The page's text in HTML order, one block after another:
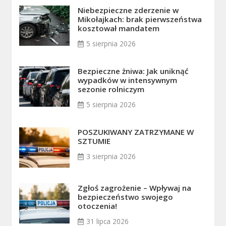
Niebezpieczne zderzenie w
Mikołajkach: brak pierwszeństwa
kosztował mandatem
5 sierpnia 2026
Bezpieczne żniwa: Jak uniknąć
wypadków w intensywnym
sezonie rolniczym
5 sierpnia 2026
POSZUKIWANY ZATRZYMANE W
SZTUMIE
3 sierpnia 2026
Zgłoś zagrożenie – Wpływaj na
bezpieczeństwo swojego
otoczenia!
31 lipca 2026